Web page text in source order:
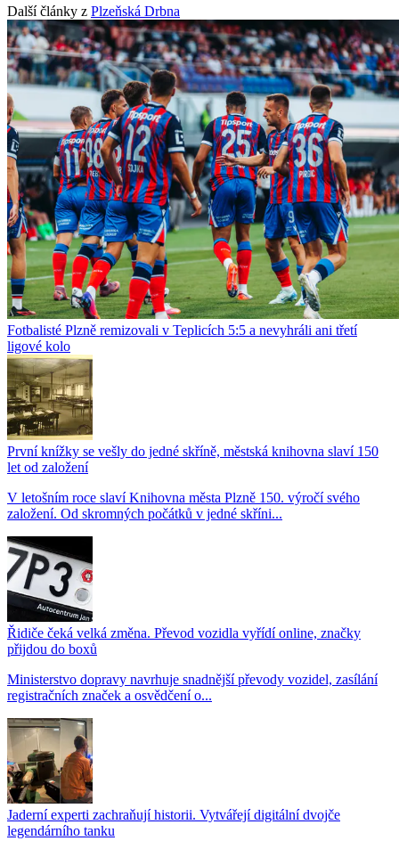
Další články z Plzeňská Drbna
Fotbalisté Plzně remizovali v Teplicích 5:5 a nevyhráli ani třetí
ligové kolo
První knížky se vešly do jedné skříně, městská knihovna slaví 150
let od založení
V letošním roce slaví Knihovna města Plzně 150. výročí svého
založení. Od skromných počátků v jedné skříni...
Řidiče čeká velká změna. Převod vozidla vyřídí online, značky
přijdou do boxů
Ministerstvo dopravy navrhuje snadnější převody vozidel, zasílání
registračních značek a osvědčení o...
Jaderní experti zachraňují historii. Vytvářejí digitální dvojče
legendárního tanku